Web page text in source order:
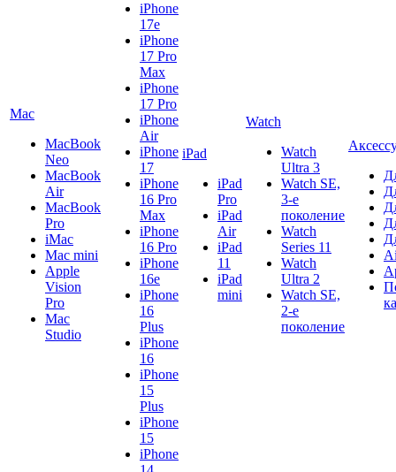
Mac
MacBook
Neo
MacBook
Air
MacBook
Pro
iMac
Mac mini
Apple
Vision
Pro
Mac
Studio
iPhone
17e
iPhone
17 Pro
Max
iPhone
17 Pro
iPhone
Air
iPhone
17
iPhone
16 Pro
Max
iPhone
16 Pro
iPhone
16e
iPhone
16
Plus
iPhone
16
iPhone
15
Plus
iPhone
15
iPhone
iPad
iPad
Pro
iPad
Air
iPad
11
iPad
mini
Watch
Watch
Ultra 3
Watch SE,
3-е
поколение
Watch
Series 11
Watch
Ultra 2
Watch SE,
2-е
поколение